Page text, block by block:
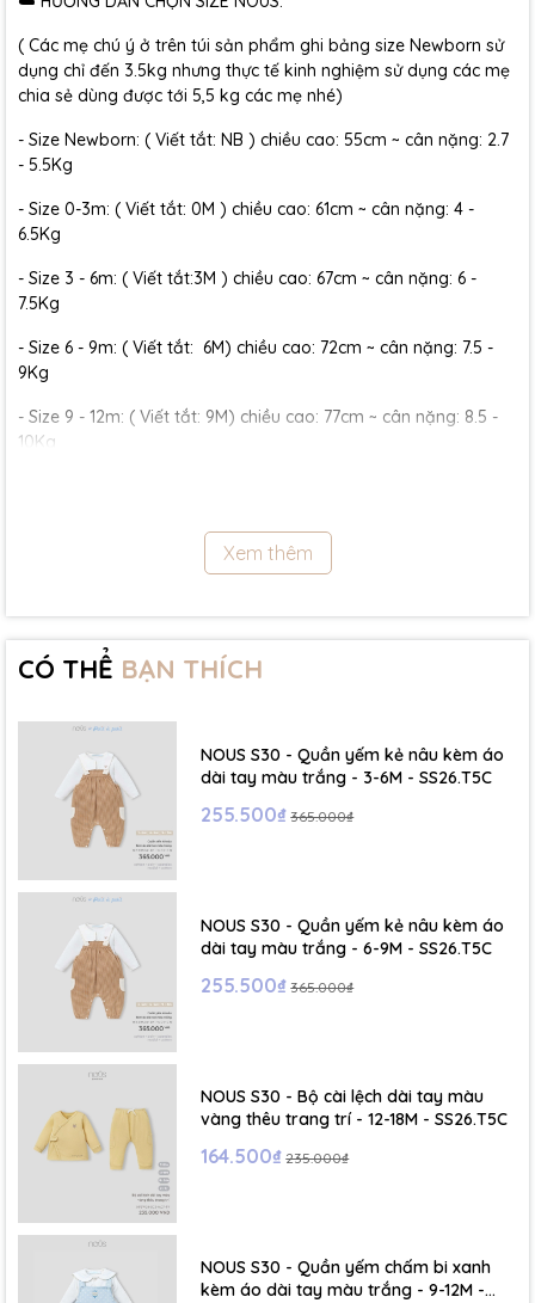
( Các mẹ chú ý ở trên túi sản phẩm ghi bảng size Newborn sử
dụng chỉ đến 3.5kg nhưng thực tế kinh nghiệm sử dụng các mẹ
chia sẻ dùng được tới 5,5 kg các mẹ nhé)
- Size Newborn: ( Viết tắt: NB ) chiều cao: 55cm ~ cân nặng: 2.7
- 5.5Kg
- Size 0-3m: ( Viết tắt: 0M ) chiều cao: 61cm ~ cân nặng: 4 -
6.5Kg
- Size 3 - 6m: ( Viết tắt:3M ) chiều cao: 67cm ~ cân nặng: 6 -
7.5Kg
- Size 6 - 9m: ( Viết tắt: 6M) chiều cao: 72cm ~ cân nặng: 7.5 -
9Kg
- Size 9 - 12m: ( Viết tắt: 9M) chiều cao: 77cm ~ cân nặng: 8.5 -
10Kg
- Size 18 - 24m:( Viết tắt: 18M) chiều cao: 86cm ~ cân nặng: 11.5 -
- Size 2 - 3Y: ( Viết tắt: 2Y) chiều cao: 86 - 96cm ~ cân nặng: 13 -
15Kg
17Kg
- Size 4 - 5Y: ( Viết tắt: 4Y) chiều cao: 107 - 114cm ~ cân nặng: 17
- Size 5 - 6Y: ( Viết tắt: 5Y) chiều cao: 114 - 122cm ~ cân nặng: 19
☁️ Bảng Size Mũ, Giày và Phụ kiện :
- NB : Dưới 6 kg
- Size S: 0-6 tháng
- Size M : 6-12 tháng
- Size L : 12-24 tháng
- Size XL :2- 6 tuổi
Xem thêm
CÓ THỂ BẠN THÍCH
NOUS S30 - Quần yếm kẻ nâu kèm áo
dài tay màu trắng - 3-6M - SS26.T5C
255.500₫ 365.000₫
NOUS S30 - Quần yếm kẻ nâu kèm áo
dài tay màu trắng - 6-9M - SS26.T5C
255.500₫ 365.000₫
NOUS S30 - Bộ cài lệch dài tay màu
vàng thêu trang trí - 12-18M - SS26.T5C
164.500₫ 235.000₫
NOUS S30 - Quần yếm chấm bi xanh
kèm áo dài tay màu trắng - 9-12M -